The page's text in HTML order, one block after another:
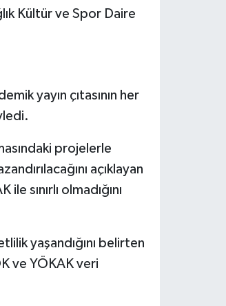
Kültür ve Spor Daire
yayın çıtasının her
projelerle
açıklayan
sınırlı olmadığını
yaşandığını belirten
ve YÖKAK veri